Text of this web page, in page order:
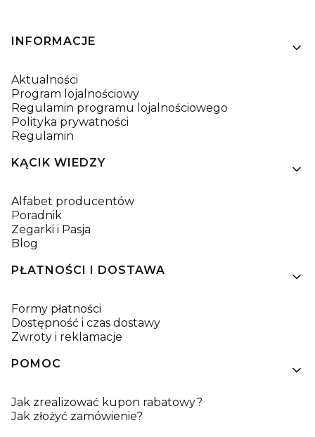
Linki w stopce
INFORMACJE
Aktualności
Program lojalnościowy
Regulamin programu lojalnościowego
Polityka prywatności
Regulamin
KĄCIK WIEDZY
Alfabet producentów
Poradnik
Zegarki i Pasja
Blog
PŁATNOŚCI I DOSTAWA
Formy płatności
Dostępność i czas dostawy
Zwroty i reklamacje
POMOC
Jak zrealizować kupon rabatowy?
Jak złożyć zamówienie?